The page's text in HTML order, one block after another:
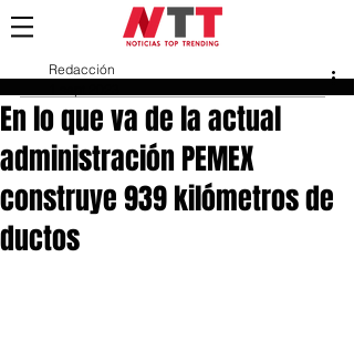
En lo que va de la actual
administración PEMEX
construye 939 kilómetros de
ductos
Redacción